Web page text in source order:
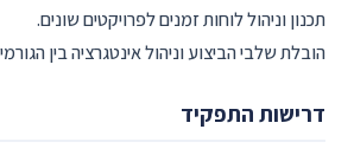
תכנון וניהול לוחות זמנים לפרויקטים שונים.
הובלת שלבי הביצוע וניהול אינטגרציה בין
דרישות התפקיד